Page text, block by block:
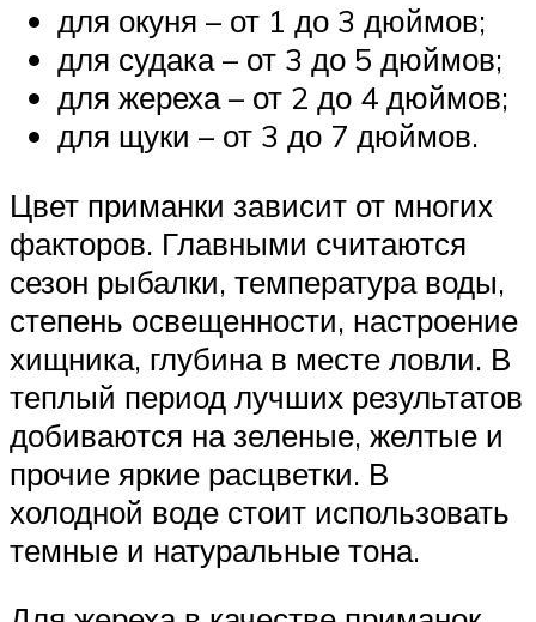
для окуня – от 1 до 3 дюймов;
для судака – от 3 до 5 дюймов;
для жереха – от 2 до 4 дюймов;
для щуки – от 3 до 7 дюймов.
Цвет приманки зависит от многих
факторов. Главными считаются
сезон рыбалки, температура воды,
степень освещенности, настроение
хищника, глубина в месте ловли. В
теплый период лучших результатов
добиваются на зеленые, желтые и
прочие яркие расцветки. В
холодной воде стоит использовать
темные и натуральные тона.